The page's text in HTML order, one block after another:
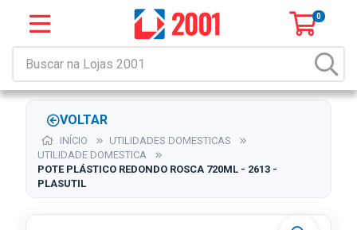
0
VOLTAR
INÍCIO
UTILIDADES DOMESTICAS
UTILIDADE DOMESTICA
POTE PLÁSTICO REDONDO ROSCA 720ML - 2613 -
PLASUTIL